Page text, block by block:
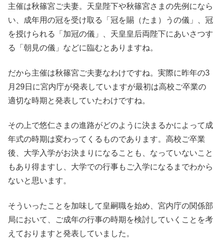
主催は秋篠宮ご夫妻。天皇陛下や秋篠宮さまの先例になら
い、成年用の冠を受け取る「冠を賜（たま）うの儀」、冠
を授けられる「加冠の儀」、天皇皇后両陛下にあいさつす
る「朝見の儀」などに臨むとありますね。
だから主催は秋篠宮ご夫妻なわけですね。実際に昨年の3
月29日に宮内庁が発表していますが最初は高校ご卒業の
適切な時期と発表していたわけですね。
その上で悠仁さまの進路がどのように決まるかによって成
年式の時期は変わってくるものであります。高校ご卒業
後、大学入学がお決まりになることも、なっていないこと
もあり得ますし、大学での行事もご入学になるまでわから
ないと思います。
そういったことを加味して皇嗣職を始め、宮内庁の関係部
局において、ご成年の行事の時期を検討していくことを考
えておりますと発表していました。